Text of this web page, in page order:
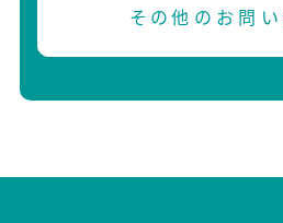
その他のお問